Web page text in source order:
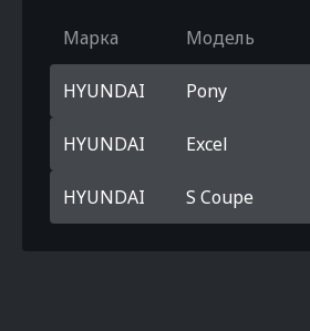
Марка Модель
HYUNDAI Pony
HYUNDAI Excel
HYUNDAI S Coupe